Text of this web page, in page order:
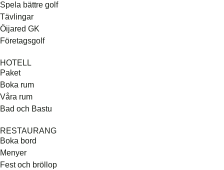
Spela bättre golf
Tävlingar
Öijared GK
Företagsgolf
HOTELL
Paket
Boka rum
Våra rum
Bad och Bastu
RESTAURANG
Boka bord
Menyer
Fest och bröllop